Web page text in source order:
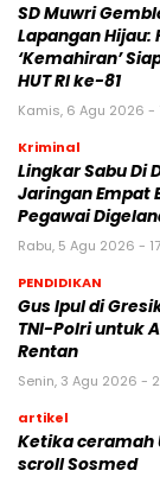
SD Muwri
Lapangan
‘Kemahiran’
HUT RI ke-81
Kamis, 6 Agu 2026 -
Kriminal
Lingkar Sabu Di
Jaringan Empat
Pegawai
Rabu, 5 Agu 2026 -
PENDIDIKAN
Gus Ipul di
TNI-Polri untuk
Rentan
Senin, 3 Agu 2026 -
artikel
Ketika ceramah
scroll Sosmed